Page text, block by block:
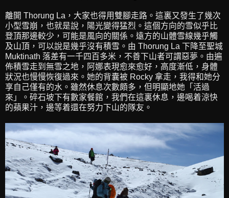
離開 Thorung La，大家也得用雙腳走路。這裏又發生了幾次
小型雪崩，也就是說，陽光變得猛烈。這個方向的雪似乎比
登頂那邊較少，可能是風向的關係。遠方的山體雪線幾乎觸
及山頂，可以說是幾乎沒有積雪。由 Thorung La 下降至聖城
Muktinath 落差有一千四百多米，不善下山者可謂惡夢。由遍
佈積雪走到無雪之地，阿娜表現愈來愈好，高度漸低，身體
狀況也慢慢恢復過來。她的背囊被 Rocky 拿走，我得和她分
享自己僅有的水。雖然休息次數頗多，但明顯地她「活過
來」。碎石坡下有數家餐館，我們在這裏休息，邊喝着涼快
的蘋果汁，邊等着還在努力下山的隊友。